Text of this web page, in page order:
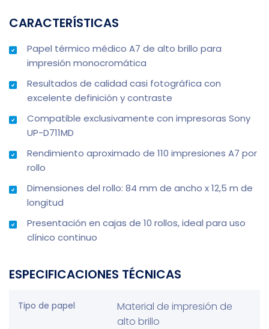
CARACTERÍSTICAS
Papel térmico médico A7 de alto brillo para
impresión monocromática
Resultados de calidad casi fotográfica con
excelente definición y contraste
Compatible exclusivamente con impresoras Sony
UP-D711MD
Rendimiento aproximado de 110 impresiones A7 por
rollo
Dimensiones del rollo: 84 mm de ancho x 12,5 m de
longitud
Presentación en cajas de 10 rollos, ideal para uso
clínico continuo
ESPECIFICACIONES TÉCNICAS
Tipo de papel
Material de impresión de
alto brillo